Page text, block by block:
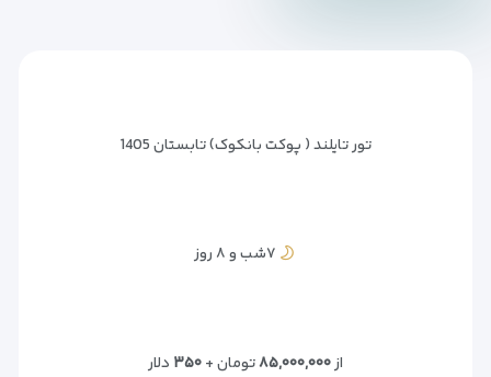
تور تایلند ( پوکت بانکوک) تابستان 1405
۷شب و ۸ روز
از۸۵,۰۰۰,۰۰۰تومان +۳۵۰ دلار